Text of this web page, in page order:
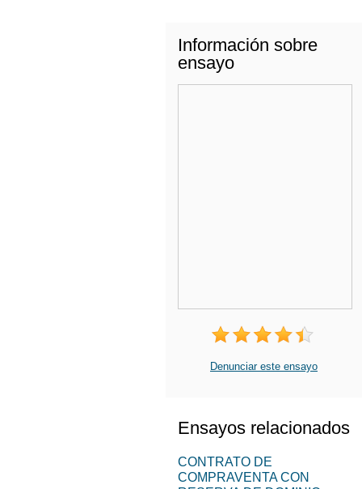
Información sobre
ensayo
Denunciar este ensayo
Ensayos relacionados
CONTRATO DE
COMPRAVENTA CON